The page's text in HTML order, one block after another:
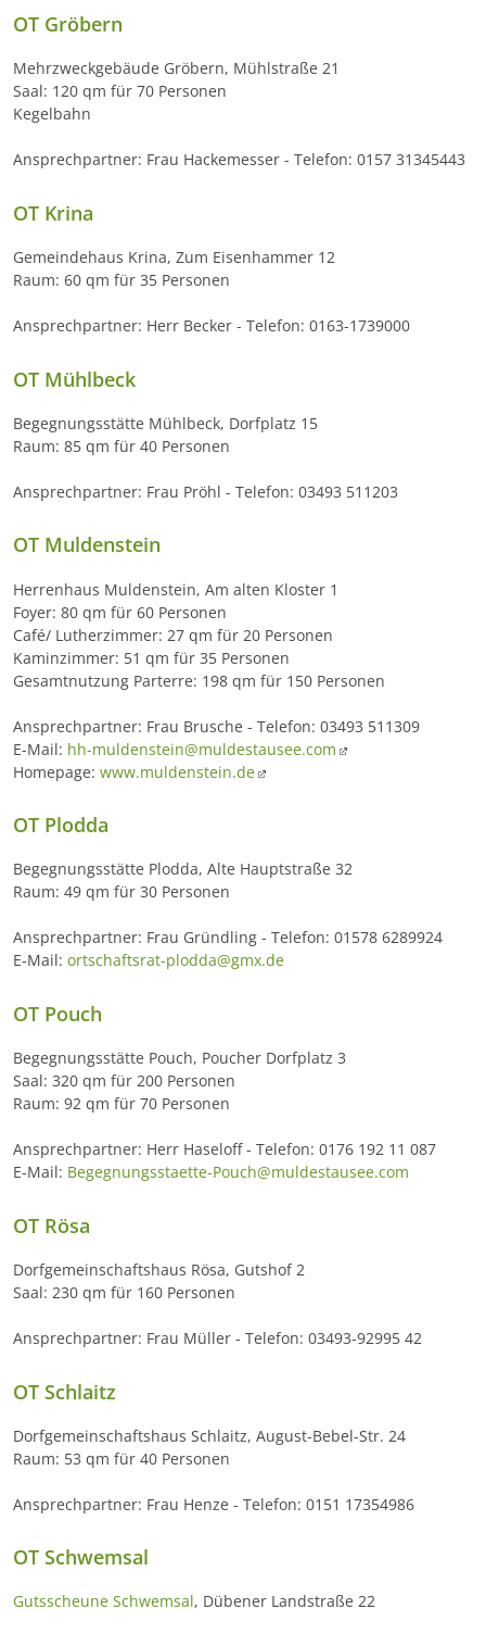
OT Gröbern
Mehrzweckgebäude Gröbern, Mühlstraße 21
Saal: 120 qm für 70 Personen
Kegelbahn
Ansprechpartner: Frau Hackemesser - Telefon: 0157 31345443
OT Krina
Gemeindehaus Krina, Zum Eisenhammer 12
Raum: 60 qm für 35 Personen
Ansprechpartner: Herr Becker - Telefon: 0163-1739000
OT Mühlbeck
Begegnungsstätte Mühlbeck, Dorfplatz 15
Raum: 85 qm für 40 Personen
Ansprechpartner: Frau Pröhl - Telefon: 03493 511203
OT Muldenstein
Herrenhaus Muldenstein, Am alten Kloster 1
Foyer: 80 qm für 60 Personen
Café/ Lutherzimmer: 27 qm für 20 Personen
Kaminzimmer: 51 qm für 35 Personen
Gesamtnutzung Parterre: 198 qm für 150 Personen
Ansprechpartner: Frau Brusche - Telefon: 03493 511309
E-Mail: hh-muldenstein@muldestausee.com
Homepage: www.muldenstein.de
OT Plodda
Begegnungsstätte Plodda, Alte Hauptstraße 32
Raum: 49 qm für 30 Personen
Ansprechpartner: Frau Gründling - Telefon: 01578 6289924
E-Mail: ortschaftsrat-plodda@gmx.de
OT Pouch
Begegnungsstätte Pouch, Poucher Dorfplatz 3
Saal: 320 qm für 200 Personen
Raum: 92 qm für 70 Personen
Ansprechpartner: Herr Haseloff - Telefon: 0176 192 11 087
E-Mail: Begegnungsstaette-Pouch@muldestausee.com
OT Rösa
Dorfgemeinschaftshaus Rösa, Gutshof 2
Saal: 230 qm für 160 Personen
Ansprechpartner: Frau Müller - Telefon: 03493-92995 42
OT Schlaitz
Dorfgemeinschaftshaus Schlaitz, August-Bebel-Str. 24
Raum: 53 qm für 40 Personen
Ansprechpartner: Frau Henze - Telefon: 0151 17354986
OT Schwemsal
Gutsscheune Schwemsal, Dübener Landstraße 22